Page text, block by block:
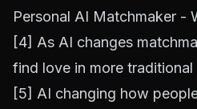
Personal AI Matchmaker -
[4] As AI changes
find love in more
[5] AI changing how